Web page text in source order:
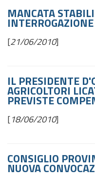
MANCATA
[21/06/2010]
IL PRESIDENTE
AGRICOLTORI
PREVISTE
[18/06/2010]
CONSIGLIO
NUOVA